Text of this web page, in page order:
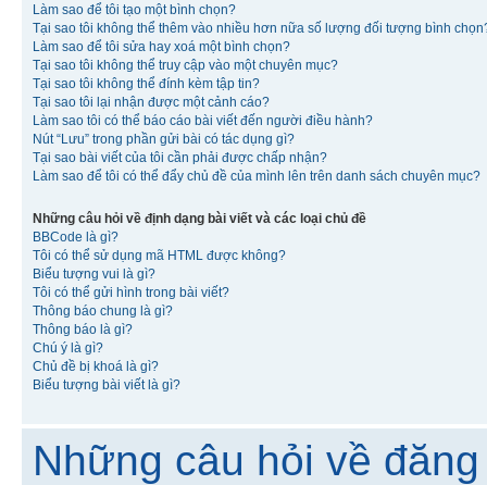
Làm sao để tôi tạo một bình chọn?
Tại sao tôi không thể thêm vào nhiều hơn nữa số lượng đối tượng bình
Làm sao để tôi sửa hay xoá một bình chọn?
Tại sao tôi không thể truy cập vào một chuyên mục?
Tại sao tôi không thể đính kèm tập tin?
Tại sao tôi lại nhận được một cảnh cáo?
Làm sao tôi có thể báo cáo bài viết đến người điều hành?
Nút “Lưu” trong phần gửi bài có tác dụng gì?
Tại sao bài viết của tôi cần phải được chấp nhận?
Làm sao để tôi có thể đẩy chủ đề của mình lên trên danh sách chuyên mục?
Những câu hỏi về định dạng bài viết và các loại chủ đề
BBCode là gì?
Tôi có thể sử dụng mã HTML được không?
Biểu tượng vui là gì?
Tôi có thể gửi hình trong bài viết?
Thông báo chung là gì?
Thông báo là gì?
Chú ý là gì?
Chủ đề bị khoá là gì?
Biểu tượng bài viết là gì?
Những câu hỏi về